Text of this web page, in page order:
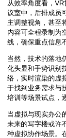
从效率角度看，
议室中，后排成员
主调整视角，甚至
内容可全程录制为
线，确保重点信息
当然，技术的落地
化头显和手势识别
络，实时渲染的虚
于找到业务需求与
培训等场景试点，
当虚拟与现实办公
未来的写字楼或许
种虚拟协作场景。